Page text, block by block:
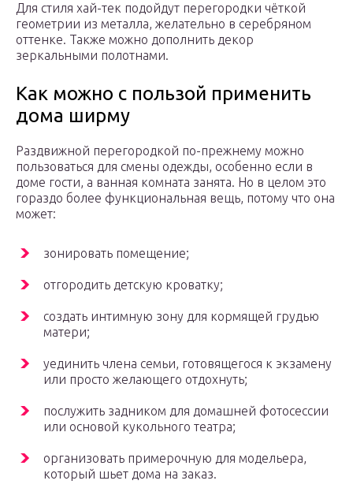
Для стиля хай-тек подойдут перегородки чёткой
геометрии из металла, желательно в серебряном
оттенке. Также можно дополнить декор
зеркальными полотнами.
Как можно с пользой применить
дома ширму
Раздвижной перегородкой по-прежнему можно
пользоваться для смены одежды, особенно если в
доме гости, а ванная комната занята. Но в целом это
гораздо более функциональная вещь, потому что она
может:
зонировать помещение;
отгородить детскую кроватку;
создать интимную зону для кормящей грудью
матери;
уединить члена семьи, готовящегося к экзамену
или просто желающего отдохнуть;
послужить задником для домашней фотосессии
или основой кукольного театра;
организовать примерочную для модельера,
который шьет дома на заказ.